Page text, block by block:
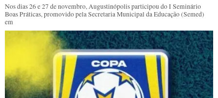
Nos dias 26 e 27 de novembro, Augustinópolis participou do I Seminário
Boas Práticas, promovido pela Secretaria Municipal da Educação (Semed)
em